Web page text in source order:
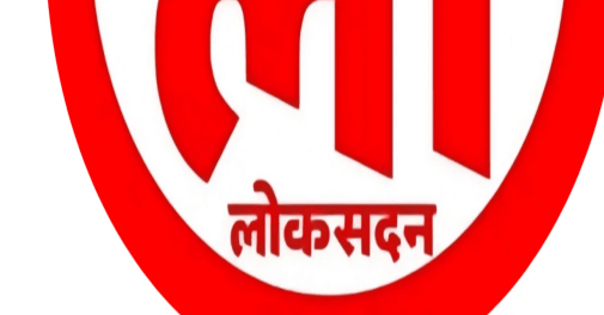
क्षेत्र में 50 से अधिक जंगली हाथियों का विचरण बना हुआ है। केंदई, पसान, एतमानगर,
रहे हैं। हर वर्ष खेती के मौसम में खेतों में किसानों की आवाजाही बढ़ने के साथ हाथियों
जाता है।